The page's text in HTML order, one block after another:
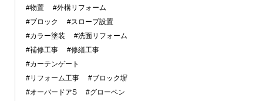
#物置
#外構リフォーム
#ブロック
#スロープ設置
#カラー塗装
#洗面リフォーム
#補修工事
#修繕工事
#カーテンゲート
#リフォーム工事
#ブロック塀
#オーバードアS
#グローベン